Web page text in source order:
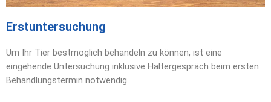
Erstuntersuchung
Um Ihr Tier bestmöglich behandeln zu können, ist eine
eingehende Untersuchung inklusive Haltergespräch beim ersten
Behandlungstermin notwendig.